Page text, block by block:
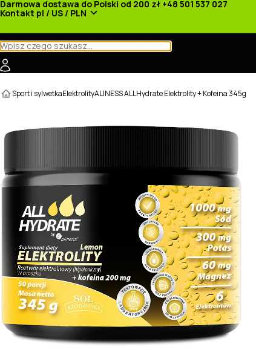
Darmowa dostawa do Polski od 200 zł +48 501 537 027
Kontakt pl / US / PLN
Sport i sylwetkaElektrolityALINESS ALLHydrate Elektrolity + Kofeina 345g